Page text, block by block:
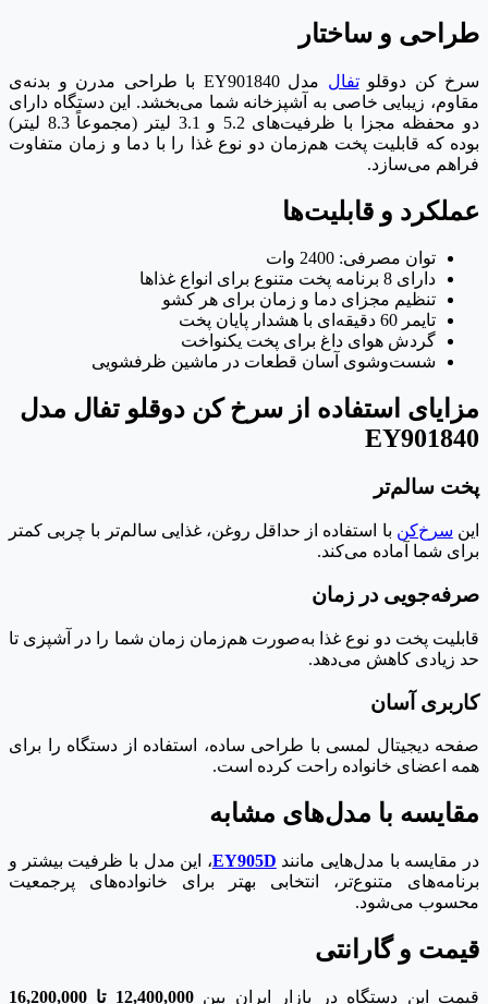
طراحی و ساختار
سرخ کن دوقلوتفال
مدل EY901840 با طراحی مدرن و بدنه‌ی
مقاوم، زیبایی خاصی به آشپزخانه شما می‌بخشد. این دستگاه دارای
دو محفظه مجزا با ظرفیت‌های 5.2 و 3.1 لیتر (مجموعاً 8.3 لیتر)
بوده که قابلیت پخت هم‌زمان دو نوع غذا را با دما و زمان متفاوت
فراهم می‌سازد.
عملکرد و قابلیت‌ها
توان مصرفی: 2400 وات
دارای 8 برنامه پخت متنوع برای انواع غذاها
تنظیم مجزای دما و زمان برای هر کشو
تایمر 60 دقیقه‌ای با هشدار پایان پخت
گردش هوای داغ برای پخت یکنواخت
شست‌وشوی آسان قطعات در ماشین ظرفشویی
مزایای استفاده از سرخ کن دوقلو تفال مدل
EY901840
پخت سالم‌تر
این سرخ‌کن با استفاده از حداقل روغن، غذایی سالم‌تر با چربی کمتر
برای شما آماده می‌کند.
صرفه‌جویی در زمان
قابلیت پخت دو نوع غذا به‌صورت هم‌زمان زمان شما را در آشپزی تا
حد زیادی کاهش می‌دهد.
کاربری آسان
صفحه دیجیتال لمسی با طراحی ساده، استفاده از دستگاه را برای
همه اعضای خانواده راحت کرده است.
مقایسه با مدل‌های مشابه
در مقایسه با مدل‌هایی مانند EY905D، این مدل با ظرفیت بیشتر و
برنامه‌های متنوع‌تر، انتخابی بهتر برای خانواده‌های پرجمعیت
محسوب می‌شود.
قیمت و گارانتی
قیمت این دستگاه در بازار ایران بین 12,400,000 تا 16,200,000